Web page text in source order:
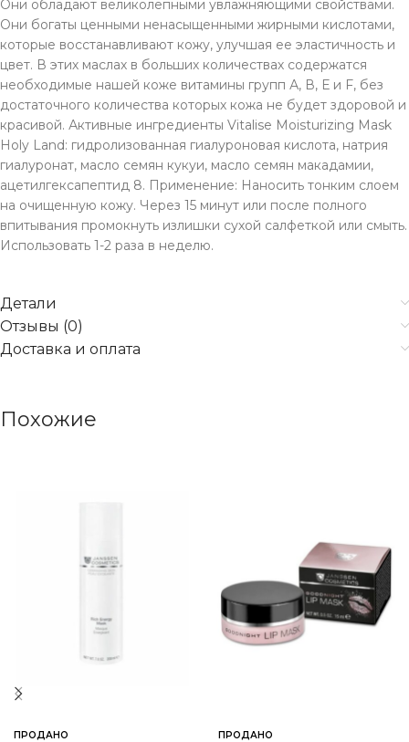
Они обладают великолепными увлажняющими свойствами.
Они богаты ценными ненасыщенными жирными кислотами,
которые восстанавливают кожу, улучшая ее эластичность и
цвет. В этих маслах в больших количествах содержатся
необходимые нашей коже витамины групп А, В, Е и F, без
достаточного количества которых кожа не будет здоровой и
красивой. Активные ингредиенты Vitalise Moisturizing Mask
Holy Land: гидролизованная гиалуроновая кислота, натрия
гиалуронат, масло семян кукуи, масло семян макадамии,
ацетилгексапептид 8. Применение: Наносить тонким слоем
на очищенную кожу. Через 15 минут или после полного
впитывания промокнуть излишки сухой салфеткой или смыть.
Использовать 1-2 раза в неделю.
Детали
Отзывы (0)
Доставка и оплата
Похожие
ПРОДАНО ПРОДАНО